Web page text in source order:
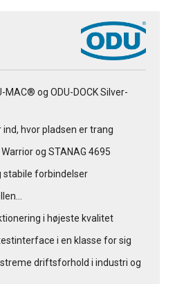
MAC® og ODU-DOCK Silver-
hvor pladsen er trang
og STANAG 4695
forbindelser
i højeste kvalitet
i en klasse for sig
driftsforhold i industri og